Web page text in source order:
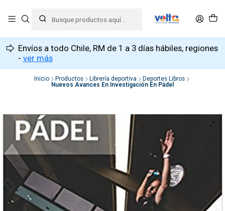
Envíos a todo Chile, RM de 1 a 3 días hábiles, regiones
- ver más
Inicio Productos Librería deportiva
Deportes Libros
Nuevos Avances En Investigación En Pádel